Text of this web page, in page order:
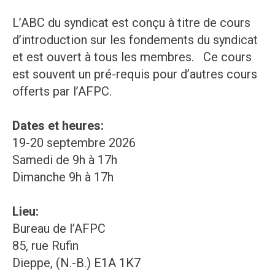
L’ABC du syndicat est conçu à titre de cours
d’introduction sur les fondements du syndicat
et est ouvert à tous les membres. Ce cours
est souvent un pré-requis pour d’autres cours
offerts par l’AFPC.
Dates et heures:
19-20 septembre 2026
Samedi de 9h à 17h
Dimanche 9h à 17h
Lieu:
Bureau de l’AFPC
85, rue Rufin
Dieppe, (N.-B.) E1A 1K7